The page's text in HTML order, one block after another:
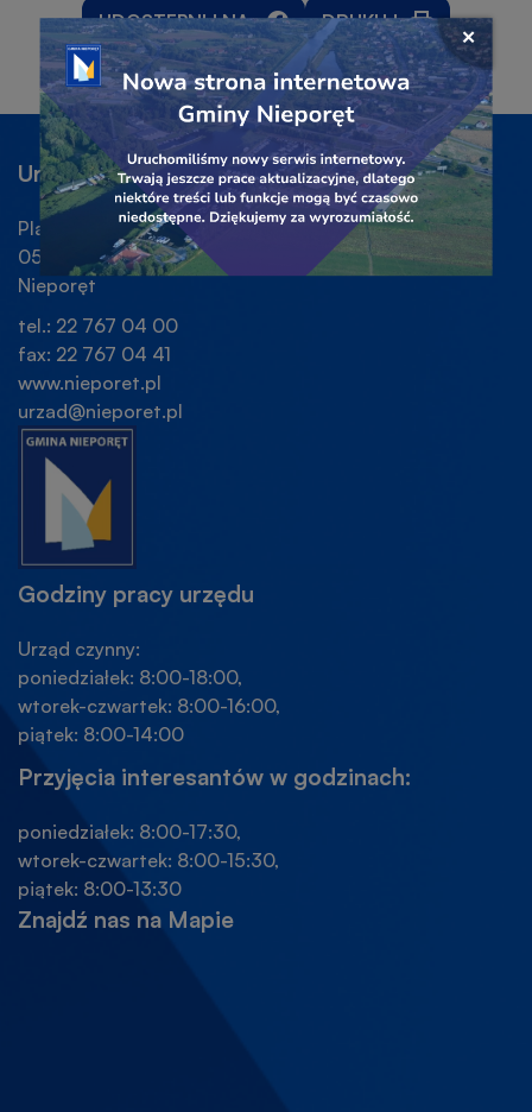
Przejdź
do
linku
banera
okno
popup
UDOSTĘPNIJ NA:
WILL
OPEN
IN
NEW
WINDOW
DRUKUJ
WILL
OPEN
IN
NEW
WINDOW
OTWORZY
SIĘ
W
NOWEJ
KARCIE
Urząd Gminy Nieporęt
Plac Wolności 1
05-126
Nieporęt
tel.: 22 767 04 00
fax: 22 767 04 41
www.nieporet.pl
urzad@nieporet.pl
Godziny pracy urzędu
Urząd czynny:
poniedziałek: 8:00-18:00,
wtorek-czwartek: 8:00-16:00,
piątek: 8:00-14:00
Przyjęcia interesantów w godzinach:
poniedziałek: 8:00-17:30,
wtorek-czwartek: 8:00-15:30,
piątek: 8:00-13:30
Znajdź nas na Mapie